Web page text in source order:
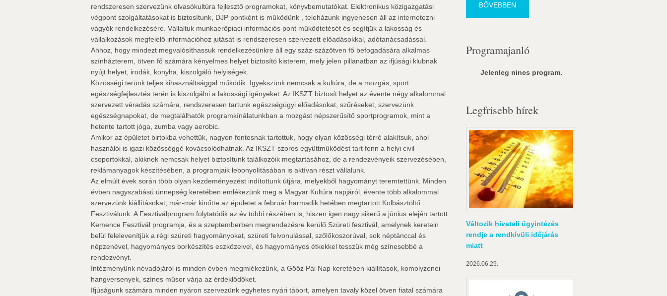
rendszeresen szervezünk olvasókultúra fejlesztő programokat, könyvbemutatókat. Elektronikus közigazgatási
végpont szolgáltatásokat is biztosítunk, DJP pontként is működünk , teleházunk ingyenesen áll az internetezni
vágyók rendelkezésére. Vállaltuk munkaerőpiaci információs pont működtetését és segítjük a lakosság és
vállalkozások megfelelő információhoz jutását is rendszeresen szervezett előadásokkal, adótanácsadással.
Ahhoz, hogy mindezt megvalósíthassuk rendelkezésünkre áll egy száz-százötven fő befogadására alkalmas
színházterem, ötven fő számára kényelmes helyet biztosító kisterem, mely jelen pillanatban az ifjúsági klubnak
nyújt helyet, irodák, konyha, kiszolgáló helyiségek.
Közösségi terünk teljes kihasználtsággal működik. Igyekszünk nemcsak a kultúra, de a mozgás, sport
egészségfejlesztés terén is kiszolgálni a lakossági igényeket. Az IKSZT biztosít helyet az évente négy alkalommal
szervezett véradás számára, rendszeresen tartunk egészségügyi előadásokat, szűréseket, szervezünk
egészségnapokat, de megtalálhatók programkínálatunkban a mozgást népszerűsítő sportprogramok, mint a
hetente tartott jóga, zumba vagy aerobic.
Amikor az épületet birtokba vehettük, nagyon fontosnak tartottuk, hogy olyan közösségi térré alakítsuk, ahol
használói is igazi közösséggé kovácsolódhatnak. Az IKSZT szoros együttműködést tart fenn a helyi civil
csoportokkal, akiknek nemcsak helyet biztosítunk találkozóik megtartásához, de a rendezvényeik szervezésében,
reklámanyagok készítésében, a programjaik lebonyolításában is aktívan részt vállalunk.
Az elmúlt évek során több olyan kezdeményezést indítottunk útjára, melyekből hagyományt teremtettünk. Minden
évben nagyszabású ünnepség keretében emlékezünk meg a Magyar Kultúra napjáról, évente több alkalommal
szervezünk kiállításokat, már-már kinőtte az épületet a február harmadik hetében megtartott Kolbásztöltő
Fesztiválunk. A Fesztiválprogram folytatódik az év többi részében is, hiszen igen nagy sikerű a június elején tartott
Kemence Fesztivál programja, és a szeptemberben megrendezésre kerülő Szüreti fesztivál, amelynek keretein
belül felelevenítjük a régi szüreti hagyományokat, szüreti felvonulással, szőlőkoszorúval, sok néptánccal és
népzenével, hagyományos borkészítés eszközeivel, és hagyományos étkekkel tesszük még színesebbé a
rendezvényt.
Intézményünk névadójáról is minden évben megmlékezünk, a Göőz Pál Nap keretében kiállítások, komolyzenei
hangversenyek, színes műsor várja az érdeklődőket.
Ifjúságunk számára minden nyáron szervezünk egyhetes nyári tábort, amelyen tavaly közel ötven fiatal számára
BŐVEBBEN
Programajanló
Jelenleg nincs program.
Legfrisebb hírek
Változik hivatali ügyintézés
rendje a rendkívüli időjárás
miatt
2026.06.29.